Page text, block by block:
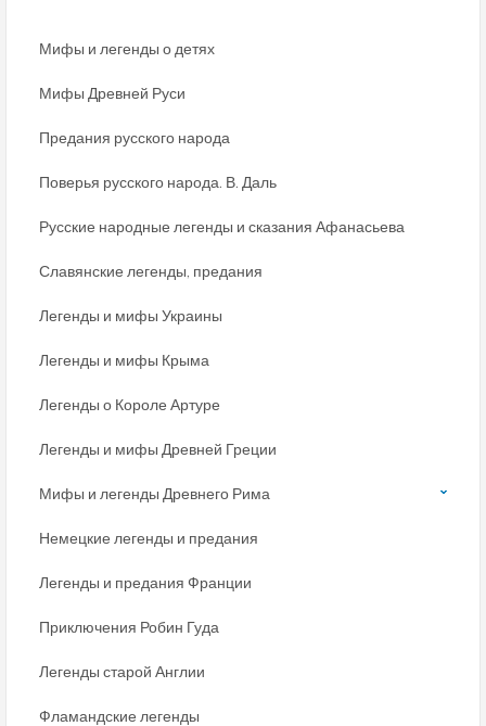
Мифы и легенды о детях
Мифы Древней Руси
Предания русского народа
Поверья русского народа. В. Даль
Русские народные легенды и сказания Афанасьева
Славянские легенды, предания
Легенды и мифы Украины
Легенды и мифы Крыма
Легенды о Короле Артуре
Легенды и мифы Древней Греции
Мифы и легенды Древнего Рима
Немецкие легенды и предания
Легенды и предания Франции
Приключения Робин Гуда
Легенды старой Англии
Фламандские легенды